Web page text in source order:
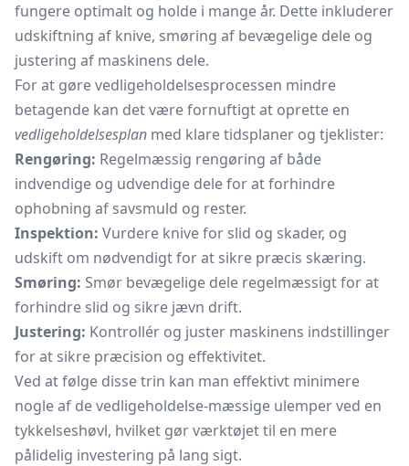
fungere optimalt og holde i mange år. Dette inkluderer
udskiftning af knive, smøring af bevægelige dele og
justering af maskinens dele.
For at gøre vedligeholdelsesprocessen mindre
betagende kan det være fornuftigt at oprette en
vedligeholdelsesplan med klare tidsplaner og tjeklister:
Rengøring: Regelmæssig rengøring af både
indvendige og udvendige dele for at forhindre
ophobning af savsmuld og rester.
Inspektion: Vurdere knive for slid og skader, og
udskift om nødvendigt for at sikre præcis skæring.
Smøring: Smør bevægelige dele regelmæssigt for at
forhindre slid og sikre jævn drift.
Justering: Kontrollér og juster maskinens indstillinger
for at sikre præcision og effektivitet.
Ved at følge disse trin kan man effektivt minimere
nogle af de vedligeholdelse-mæssige ulemper ved en
tykkelseshøvl, hvilket gør værktøjet til en mere
pålidelig investering på lang sigt.